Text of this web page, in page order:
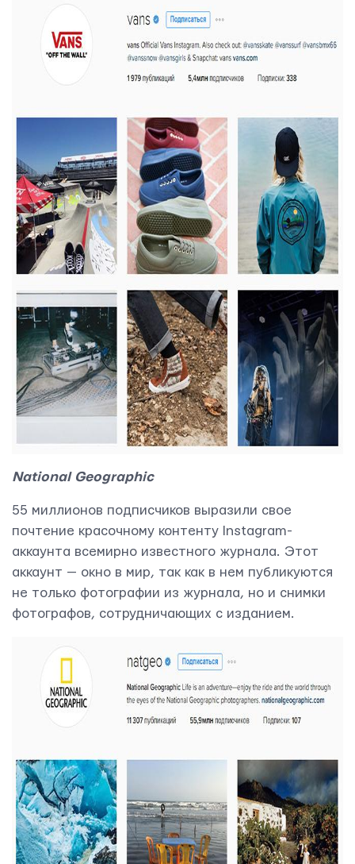
National Geographic
55 миллионов подписчиков выразили свое
почтение красочному контенту Instagram-
аккаунта всемирно известного журнала. Этот
аккаунт — окно в мир, так как в нем публикуются
не только фотографии из журнала, но и снимки
фотографов, сотрудничающих с изданием.